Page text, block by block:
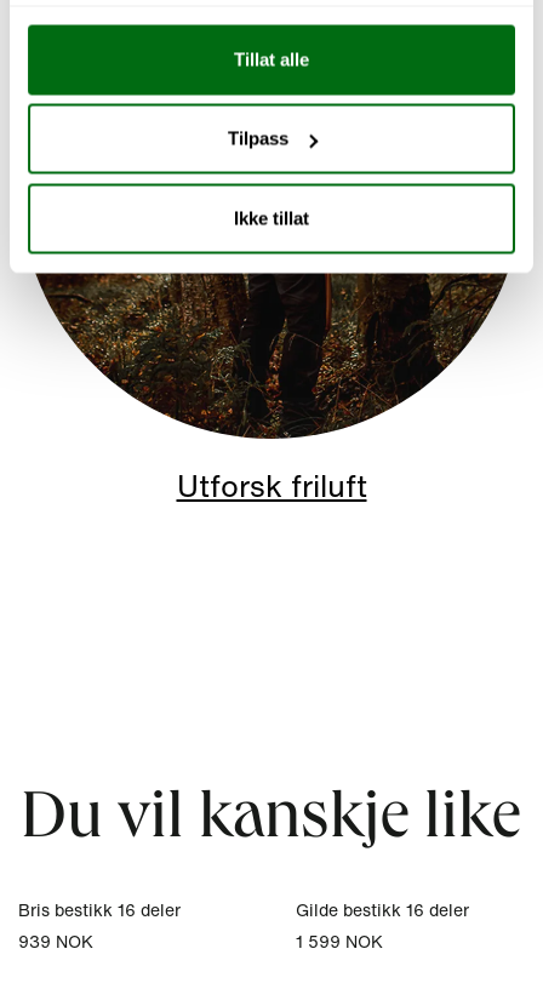
Tillat alle
Tilpass
Ikke tillat
Utforsk friluft
Du vil kanskje like
Bris bestikk 16 deler
939 NOK
Gilde bestikk 16 deler
1 599 NOK